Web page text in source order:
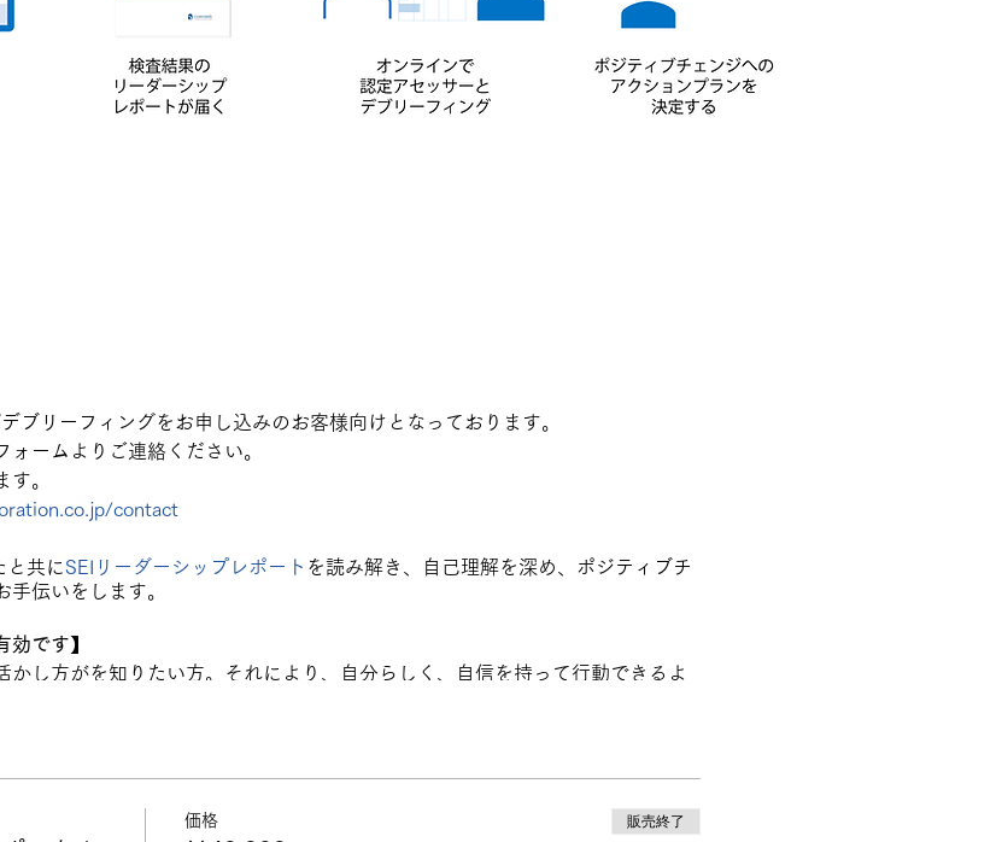
ブリーフィングをお申し込みのお客様向けとなっております。
ームよりご連絡ください。
。
contact
と共にSEIリーダーシップレポート を読み解き、自己理解を深め、ポジティブチ
手伝いをします。
効です】
かし方がを知りたい方。それにより、自分らしく、自信を持って行動できるよ
、より多くの実践知を活かすことを望んでいる方。同時に、経験から得た知
せてたい方。
価格 販売終了